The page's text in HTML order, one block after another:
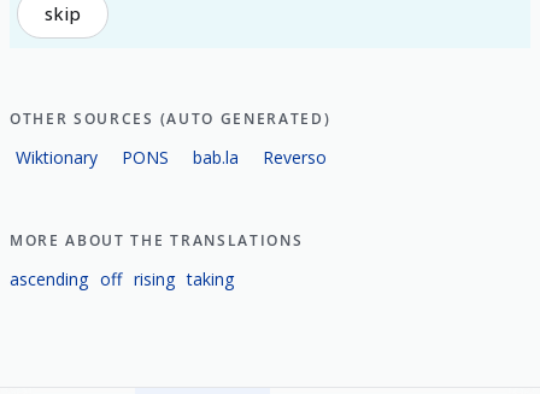
skip
OTHER SOURCES (AUTO GENERATED)
Wiktionary PONS bab.la Reverso
MORE ABOUT THE TRANSLATIONS
ascending off rising taking